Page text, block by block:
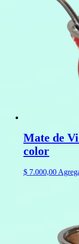
Mate de
color
$ 7.000,00